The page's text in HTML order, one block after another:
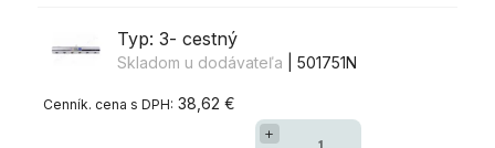
Typ: 3- cestný
Skladom u dodávateľa | 501751N
38,62 €
+